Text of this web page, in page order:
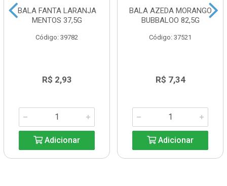
BALA FANTA LARANJA
MENTOS 37,5G
Código: 39782
R$ 2,93
Adicionar
BALA AZEDA MORANGO
BUBBALOO 82,5G
Código: 37521
R$ 7,34
Adicionar